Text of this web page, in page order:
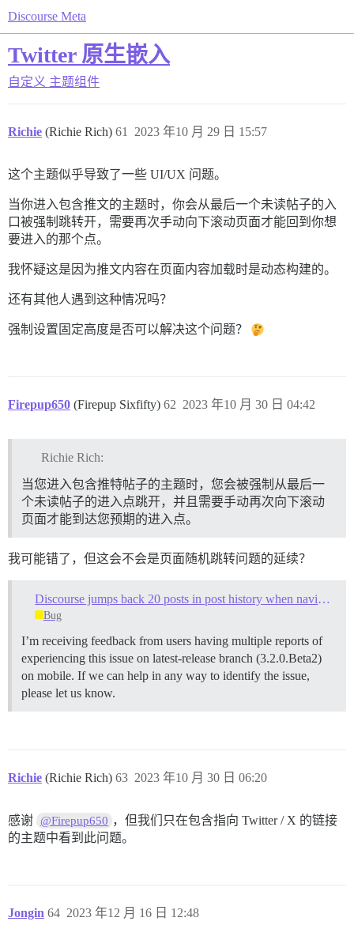
Discourse Meta
Twitter 原生嵌入
自定义 主题组件
Richie (Richie Rich) 2023 年10 月 29 日 15:57
61
这个主题似乎导致了一些 UI/UX 问题。
当你进入包含推文的主题时，你会从最后一个未读帖子的入
口被强制跳转开，需要再次手动向下滚动页面才能回到你想
要进入的那个点。
我怀疑这是因为推文内容在页面内容加载时是动态构建的。
还有其他人遇到这种情况吗？
强制设置固定高度是否可以解决这个问题？
Firepup650 (Firepup Sixfifty) 2023 年10 月 30 日 04:42
62
Richie Rich:
当您进入包含推特帖子的主题时，您会被强制从最后一
个未读帖子的进入点跳开，并且需要手动再次向下滚动
页面才能到达您预期的进入点。
我可能错了，但这会不会是页面随机跳转问题的延续？
Discourse jumps back 20 posts in post history when navigating to new topic, again
Bug
I’m receiving feedback from users having multiple reports of
experiencing this issue on latest-release branch (3.2.0.Beta2)
on mobile. If we can help in any way to identify the issue,
please let us know.
Richie (Richie Rich) 2023 年10 月 30 日 06:20
63
感谢 @Firepup650 ，但我们只在包含指向 Twitter / X 的链接
的主题中看到此问题。
Jongin 2023 年12 月 16 日 12:48
64